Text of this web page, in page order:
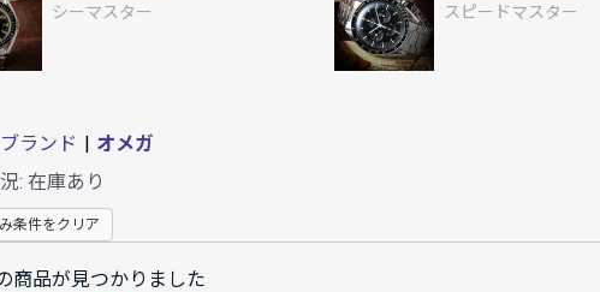
シーマスター スピードマスター
ブランド | オメガ
: 在庫あり
条件をクリア
商品が見つかりました